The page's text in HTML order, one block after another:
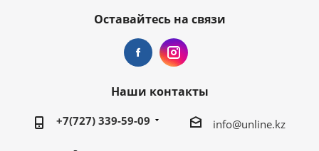
Оставайтесь на связи
Наши контакты
+7(727) 339-59-09 info@unline.kz